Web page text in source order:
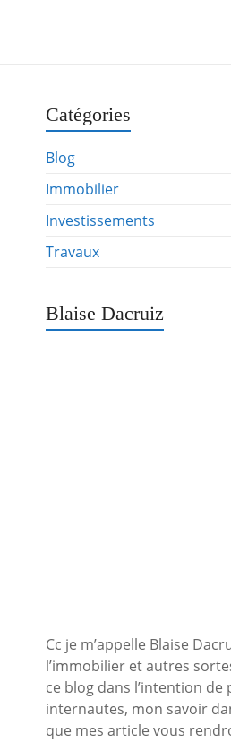
Catégories
Blog
Immobilier
Investissements
Travaux
Blaise Dacruiz
Cc je m’appelle Blaise
l’immobilier et autres
ce blog dans l’intention
internautes, mon savoir
que mes article vous